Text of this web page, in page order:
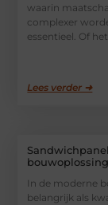
waarin
complexer
essentieel. Of het
Lees verder ➜
In de moderne
belangrijk als